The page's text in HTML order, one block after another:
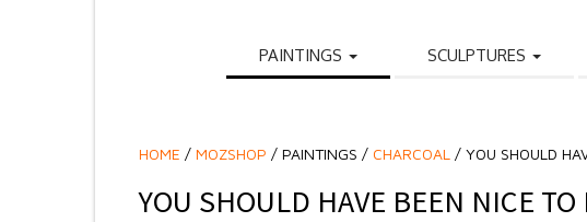
PAINTINGS SCULPTURES
HOME / MOZSHOP / PAINTINGS / CHARCOAL / YOU SHOULD
YOU SHOULD HAVE BEEN NICE TO